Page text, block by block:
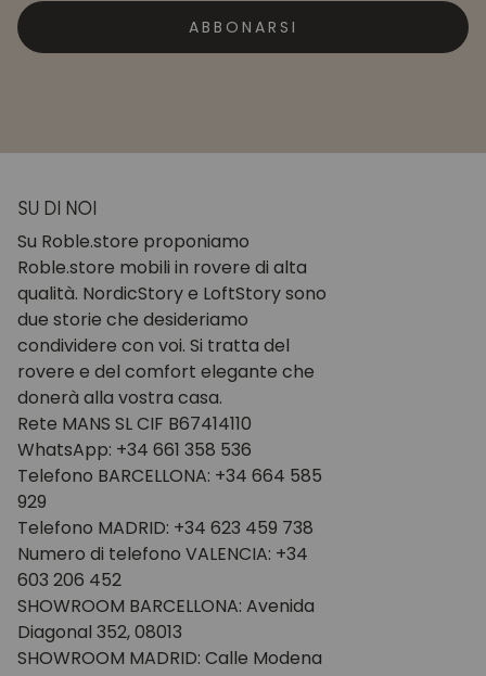
ABBONARSI
SU DI NOI
Su Roble.store proponiamo
Roble.store mobili in rovere di alta
qualità. NordicStory e LoftStory sono
due storie che desideriamo
condividere con voi. Si tratta del
rovere e del comfort elegante che
donerà alla vostra casa.
Rete MANS SL CIF B67414110
WhatsApp: +34 661 358 536
Telefono BARCELLONA: +34 664 585
929
Telefono MADRID: +34 623 459 738
Numero di telefono VALENCIA: +34
603 206 452
SHOWROOM BARCELLONA: Avenida
Diagonal 352, 08013
SHOWROOM MADRID: Calle Modena